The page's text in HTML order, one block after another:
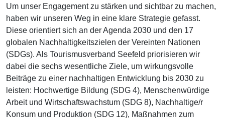
Um unser Engagement zu stärken und sichtbar zu machen,
haben wir unseren Weg in eine klare Strategie gefasst.
Diese orientiert sich an der Agenda 2030 und den 17
globalen Nachhaltigkeitszielen der Vereinten Nationen
(SDGs). Als Tourismusverband Seefeld priorisieren wir
dabei die sechs wesentliche Ziele, um wirkungsvolle
Beiträge zu einer nachhaltigen Entwicklung bis 2030 zu
leisten: Hochwertige Bildung (SDG 4), Menschenwürdige
Arbeit und Wirtschaftswachstum (SDG 8), Nachhaltige/r
Konsum und Produktion (SDG 12), Maßnahmen zum